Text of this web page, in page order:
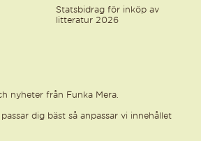
Statsbidrag för inköp av
litteratur 2026
nyheter från Funka Mera.
dig bäst så anpassar vi innehållet